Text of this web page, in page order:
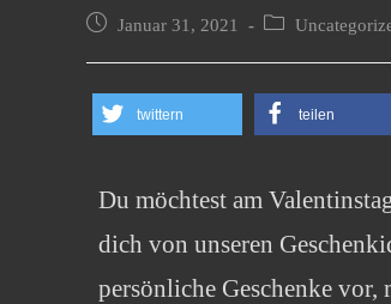
Januar 31, 2021
twittern teilen
Du möchtest am
dich von unseren
persönliche Geschenke